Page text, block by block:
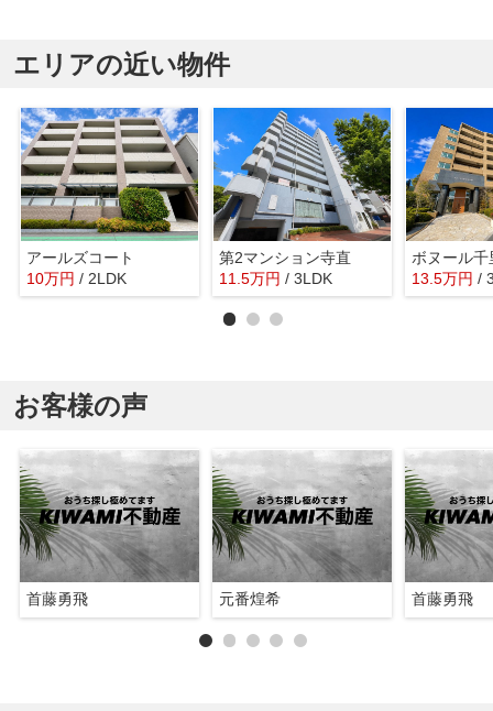
エリアの近い物件
アールズコート
10万円 / 2LDK
第2マンション寺直
11.5万円 / 3LDK 13.5万円 /
お客様の声
首藤勇飛 元番煌希 首藤勇飛